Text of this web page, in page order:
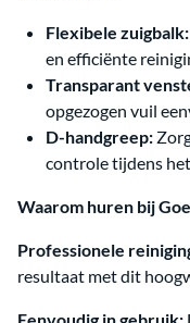
Flexibele zuigbalk:
en efficiënte
Transparant
opgezogen vuil
D-handgreep:
controle tijdens
Waarom huren bij
Professionele
resultaat met dit